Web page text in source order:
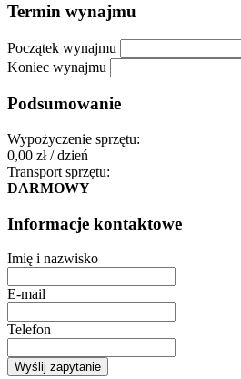
Termin wynajmu
Początek wynajmu
Koniec wynajmu
Podsumowanie
Wypożyczenie sprzętu:
0,00 zł / dzień
Transport sprzętu:
DARMOWY
Informacje kontaktowe
Imię i nazwisko
E-mail
Telefon